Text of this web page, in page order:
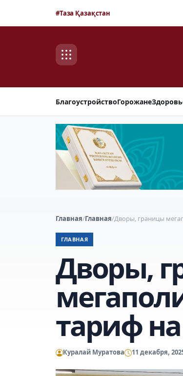
#Таза Қазақстан
БлагоустройствоГорожане
Главная/Главная/Дворы, границы
ГЛАВНАЯ
Дворы,
тариф
Куралай Муратова 11 декабря,